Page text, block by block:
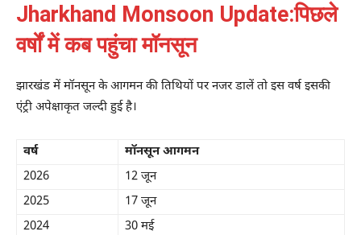
Jharkhand Monsoon Update:पिछले
वर्षों में कब पहुंचा मॉनसून
झारखंड में मॉनसून के आगमन की तिथियों पर नजर डालें तो इस वर्ष इसकी
एंट्री अपेक्षाकृत जल्दी हुई है।
वर्ष
मॉनसून आगमन
2026
12 जून
2025
17 जून
2024
30 मई